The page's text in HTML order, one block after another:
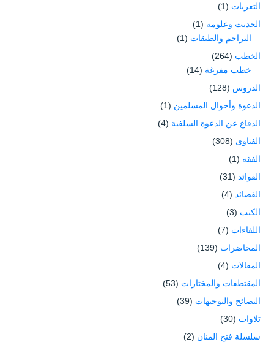
التعزيات (1)
الحديث وعلومه (1)
التراجم والطبقات (1)
الخطب (264)
خطب مفرغة (14)
الدروس (128)
الدعوة وأحوال المسلمين (1)
الدفاع عن الدعوة السلفية (4)
الفتاوى (308)
الفقه (1)
الفوائد (31)
القصائد (4)
الكتب (3)
اللقاءات (7)
المحاضرات (139)
المقالات (4)
المقتطفات والمختارات (53)
النصائح والتوجيهات (39)
تلاوات (30)
سلسلة فتح المنان (2)